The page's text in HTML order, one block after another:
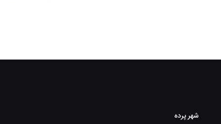
شهر پرده